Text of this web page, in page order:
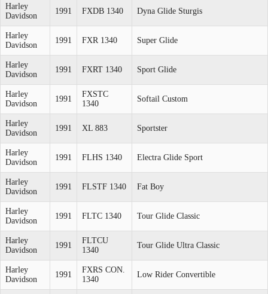
Harley
Davidson
1991 FXDB 1340 Dyna Glide Sturgis
Harley
Davidson
1991 FXR 1340 Super Glide
Harley
Davidson
1991 FXRT 1340 Sport Glide
Harley
Davidson
1991
FXSTC
1340
Softail Custom
Harley
Davidson
1991 XL 883 Sportster
Harley
Davidson
1991 FLHS 1340 Electra Glide Sport
Harley
Davidson
1991 FLSTF 1340 Fat Boy
Harley
Davidson
1991 FLTC 1340 Tour Glide Classic
Harley
Davidson
1991
FLTCU
1340
Tour Glide Ultra Classic
Harley
Davidson
1991
FXRS CON.
1340
Low Rider Convertible